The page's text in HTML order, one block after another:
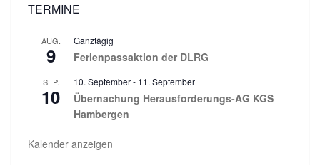
TERMINE
AUG.
9
Ganztägig
Ferienpassaktion der DLRG
SEP.
10
10. September- 11. September
Übernachung Herausforderungs-AG KGS
Hambergen
Kalender anzeigen